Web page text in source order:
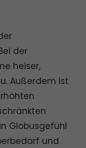
der
heiser,
Außerdem ist
Globusgefühl
und